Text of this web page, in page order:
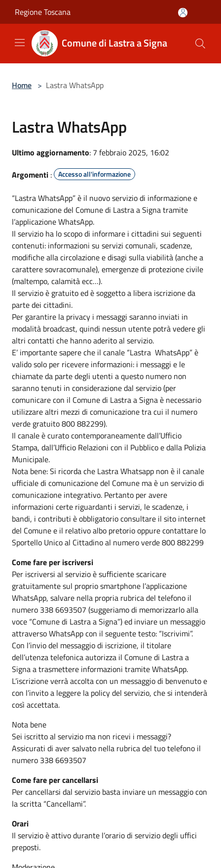
Regione Toscana
Comune di Lastra a Signa
Home > Lastra WhatsApp
Lastra WhatsApp
Ultimo aggiornamento: 7 febbraio 2025, 16:02
Argomenti : Accesso all'informazione
“Lastra WhatsApp” è il nuovo servizio di informazione e
comunicazione del Comune di Lastra a Signa tramite
l’applicazione WhatsApp.
Il servizio ha lo scopo di informare i cittadini sui seguenti
contenuti: informazioni su servizi comunali, scadenze,
modifiche alla circolazione e disagi sulla viabilità (anche a
carattere sovracomunale), emergenze di protezione civile
(maltempo, calamità ecc…).
Il servizio è gratuito ed è soggetto a libera iscrizione da
parte dei cittadini.
Per garantire la privacy i messaggi saranno inviati in
modalità broadcast, quindi nessun utente potrà vedere gli
altri contatti che hanno aderito al servizio.
E’ importante sapere che il canale “Lastra WhatsApp” è
valido solo per ricevere informazioni: i messaggi e le
chiamate da parte degli utenti a questo numero non
saranno tenuti in considerazione dal servizio (per
comunicare con il Comune di Lastra a Signa è necessario
utilizzare altri mezzi di comunicazione tra cui il numero
verde gratuito 800 882299).
Il canale è curato contemporaneamente dall’Ufficio
Stampa, dall’Ufficio Relazioni con il Pubblico e dalla Polizia
Municipale.
Nota bene: Si ricorda che Lastra Whatsapp non è il canale
ufficiale di comunicazione del Comune ma è un servizio di
comunicazione integrativo. Pertanto per avere
informazioni certe riguardanti i servizi, le scadenze, i
bandi, i contributi è obbligatorio consultare il sito internet
del Comune e il relativo albo pretorio oppure contattare lo
Sportello Unico al Cittadino al numero verde 800 882299
Come fare per iscriversi
Per iscriversi al servizio è sufficiente scaricare
gratuitamente sul proprio smartphone l’applicazione
WhatsApp, salvare nella propria rubrica del telefono il
numero 338 6693507 (suggeriamo di memorizzarlo alla
voce “Comune di Lastra a Signa”) ed inviare un messaggio
attraverso WhatsApp con il seguente testo: “Iscrivimi”.
Con l’invio del messaggio di iscrizione, il titolare
dell’utenza telefonica autorizza il Comune di Lastra a
Signa a trasmettere informazioni tramite WhatsApp.
L’iscrizione verrà accolta con un messaggio di benvenuto e
con l’invito a leggere la policy del servizio, che si intenderà
così accettata.
Nota bene
Sei iscritto al servizio ma non ricevi i messaggi?
Assicurati di aver salvato nella rubrica del tuo telefono il
numero 338 6693507
Come fare per cancellarsi
Per cancellarsi dal servizio basta inviare un messaggio con
la scritta “Cancellami”.
Orari
Il servizio è attivo durante l’orario di servizio degli uffici
preposti.